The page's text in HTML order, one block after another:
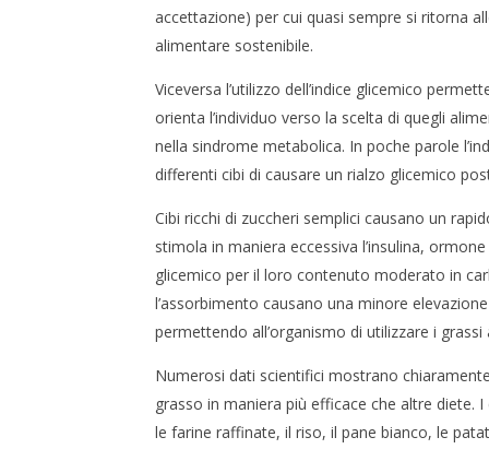
accettazione) per cui quasi sempre si ritorna
alimentare sostenibile.
Viceversa l’utilizzo dell’indice glicemico
orienta l’individuo verso la scelta di quegli
nella sindrome metabolica. In poche parole
differenti cibi di causare un rialzo glicemico
Cibi ricchi di zuccheri semplici causano un
stimola in maniera eccessiva l’insulina,
glicemico per il loro contenuto moderato in
l’assorbimento causano una minore
permettendo all’organismo di utilizzare i
Numerosi dati scientifici mostrano
grasso in maniera più efficace che altre diete.
le farine raffinate, il riso, il pane bianco, le